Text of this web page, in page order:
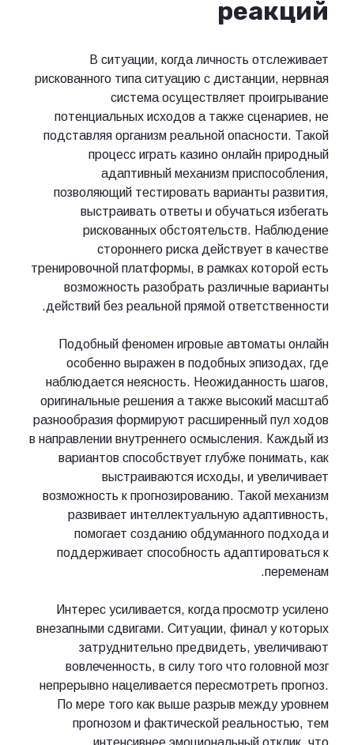
реакций
В ситуации, когда личность отслеживает
рискованного типа ситуацию с дистанции, нервная
система осуществляет проигрывание
потенциальных исходов а также сценариев, не
подставляя организм реальной опасности. Такой
процесс играть казино онлайн природный
адаптивный механизм приспособления,
позволяющий тестировать варианты развития,
выстраивать ответы и обучаться избегать
рискованных обстоятельств. Наблюдение
стороннего риска действует в качестве
тренировочной платформы, в рамках которой есть
возможность разобрать различные варианты
действий без реальной прямой ответственности.
Подобный феномен игровые автоматы онлайн
особенно выражен в подобных эпизодах, где
наблюдается неясность. Неожиданность шагов,
оригинальные решения а также высокий масштаб
разнообразия формируют расширенный пул ходов
в направлении внутреннего осмысления. Каждый из
вариантов способствует глубже понимать, как
выстраиваются исходы, и увеличивает
возможность к прогнозированию. Такой механизм
развивает интеллектуальную адаптивность,
помогает созданию обдуманного подхода и
поддерживает способность адаптироваться к
переменам.
Интерес усиливается, когда просмотр усилено
внезапными сдвигами. Ситуации, финал у которых
затруднительно предвидеть, увеличивают
вовлеченность, в силу того что головной мозг
непрерывно нацеливается пересмотреть прогноз.
По мере того как выше разрыв между уровнем
прогнозом и фактической реальностью, тем